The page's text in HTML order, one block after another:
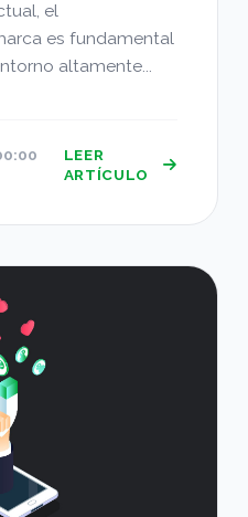
el
es fundamental
altamente...
LEER
ARTÍCULO
Cómo Destacar en